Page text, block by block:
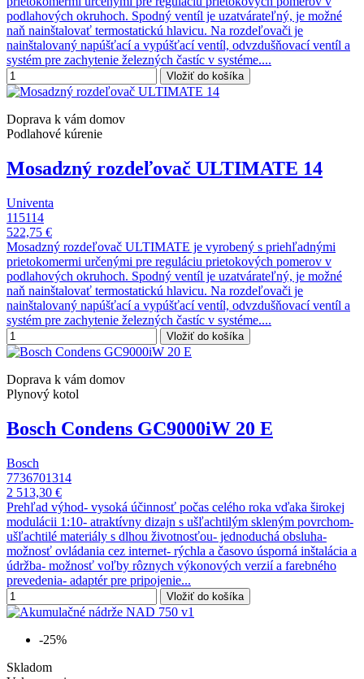
podlahových okruhoch. Spodný ventíl je uzatvárateľný, je možné
naň nainštalovať termostatickú hlavicu. Na rozdeľovači je
nainštalovaný napúšťací a vypúšťací ventíl, odvzdušňovací ventíl a
systém pre zachytenie železných častíc v systéme....
Vložiť do košíka
Doprava k vám domov
Podlahové kúrenie
Mosadzný rozdeľovač ULTIMATE 14
Univenta
115114
522,75 €
Mosadzný rozdeľovač ULTIMATE je vyrobený s priehľadnými
prietokomermi určenými pre reguláciu prietokových pomerov v
podlahových okruhoch. Spodný ventíl je uzatvárateľný, je možné
naň nainštalovať termostatickú hlavicu. Na rozdeľovači je
nainštalovaný napúšťací a vypúšťací ventíl, odvzdušňovací ventíl a
systém pre zachytenie železných častíc v systéme....
Vložiť do košíka
Doprava k vám domov
Plynový kotol
Bosch Condens GC9000iW 20 E
Bosch
7736701314
2 513,30 €
Prehľad výhod- vysoká účinnosť počas celého roka vďaka širokej
modulácii 1:10- atraktívny dizajn s ušľachtilým skleným povrchom-
ušľachtilé materiály s dlhou životnosťou- jednoduchá obsluha-
možnosť ovládania cez internet- rýchla a časovo úsporná inštalácia a
údržba- možnosť voľby rôznych výkonových verzií a farebného
prevedenia- adaptér pre pripojenie...
Vložiť do košíka
-25%
Skladom